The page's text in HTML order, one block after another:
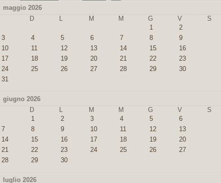
maggio 2026
D
L M M G V
S
1
2
3
4 5 6 7 8
9
10
11 12 13 14 15
16
17
18 19 20 21 22
23
24
25 26 27 28 29
30
31
giugno 2026
D
L M M G V
S
1
2 3 4 5
6
7
8 9 10 11 12
13
14
15 16 17 18 19
20
21
22 23 24 25 26
27
28
29 30
luglio 2026